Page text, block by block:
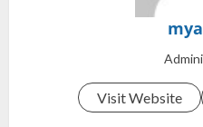
Visit Website